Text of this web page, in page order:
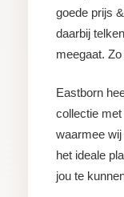
goede prijs
daarbij
meegaat.
Eastborn
collectie
waarmee
het ideale
jou te